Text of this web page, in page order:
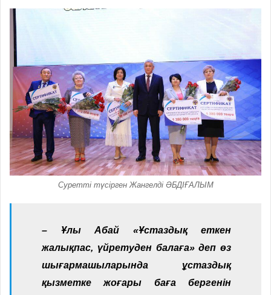
Суретті түсірген Жангелді ӘБДІҒАЛЫМ
– Ұлы Абай «Ұстаздық еткен
жалықпас, үйретуден балаға» деп өз
шығармашыларында ұстаздық
қызметке жоғары баға бергенін